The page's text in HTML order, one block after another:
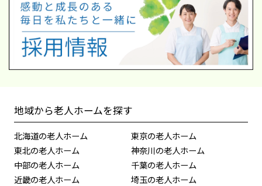
地域から老人ホームを探す
北海道の老人ホーム
東北の老人ホーム
中部の老人ホーム
近畿の老人ホーム
東京の老人ホーム
神奈川の老人ホーム
千葉の老人ホーム
埼玉の老人ホーム